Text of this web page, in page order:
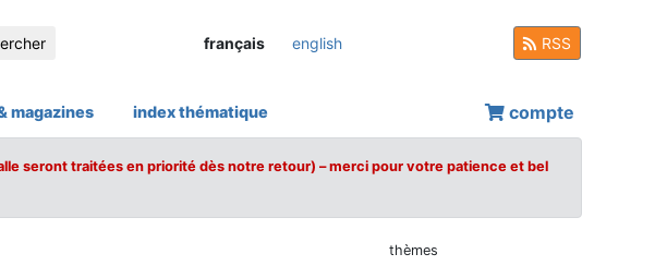
français english RSS
magazines index thématique compte
seront traitées en priorité dès notre retour) – merci pour votre patience et bel
thèmes